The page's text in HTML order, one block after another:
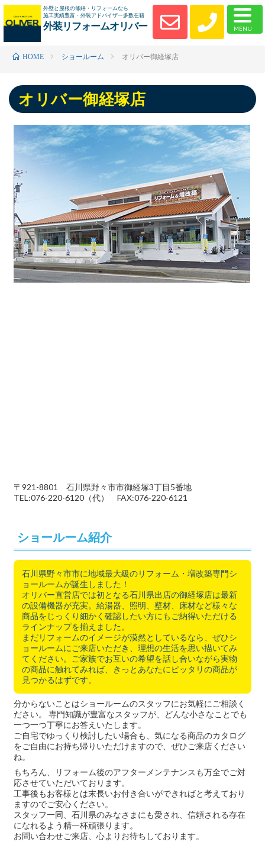
外壁と屋根の修繕・リフォームなら
施工実績豊富・外装アドバイザー多数在籍
外装リフォームオリバー
HOME ショールーム オリバー御経塚店
オリバー御経塚店
〒921-8801 石川県野々市市御経塚3丁目5番地
TEL:076-220-6120（代） FAX:076-220-6121
ショールーム紹介
石川県野々市市に地域最大級のリフォーム・増改築専門シ
ョールームが誕生しました！
オリバー直営店では初となる石川県出店の御経塚店は最新
の設備機器が充実。給湯器、照明、壁材、床材など様々な
商品をじっくり細かく確認したい方にもご納得いただける
ラインナップを揃えました。
まだリフォームのイメージが漠然としているなら、ぜひシ
ョールームにご来店いただき、理想の生活を思い描いてみ
てください。ご家族でお互いの希望を話し合いながら実物
の商品に触れてみれば、きっとあなたにピッタリの商品が
見つかるはずです。
分からないことはショールームのスタッフにお気軽にご相談く
ださい。 専門知識が豊富なスタッフが、どんな小さなことでも
一つ一つ丁寧にお答えいたします。
ご自宅でゆっくり検討したい場合も、気になる商品のカタログ
をご自由にお持ち帰りいただけますので、ぜひご来店ください
ね。
もちろん、リフォーム後のアフターメンテナンスも万全でご対
応させていただいております。
工事後もお客様とは末長いお付き合いができればと考えており
ますのでご安心ください。
スタッフ一同、石川県のみなさまにも愛され、信頼される存在
になれるよう精一杯頑張ります。
お問い合わせご来店、心よりお待ちしております。